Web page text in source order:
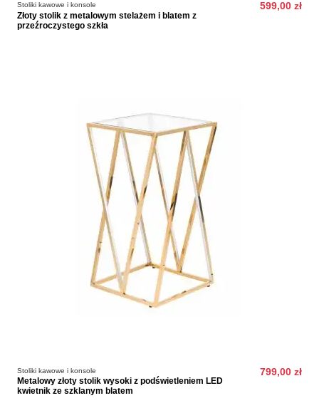
Stoliki kawowe i konsole
Złoty stolik z metalowym stelażem i blatem z
przeźroczystego szkła
599,00 zł
Stoliki kawowe i konsole
Metalowy złoty stolik wysoki z podświetleniem LED
kwietnik ze szklanym blatem
799,00 zł